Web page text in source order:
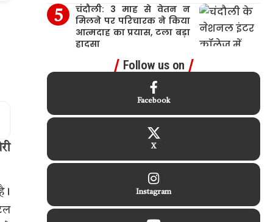
चंदौली: 3 माह से वेतन न
मिलने पर परिचारक ने किया
आत्मदाह का प्रयास, टला बड़ा
हादसा
Follow us on
Facebook
X
Instagram